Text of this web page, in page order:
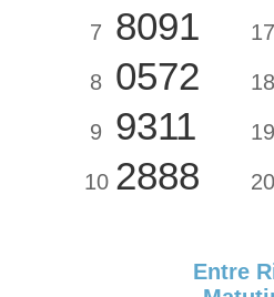
7 8091
8 0572
9 9311
10 2888
17
18
19
20
Entre